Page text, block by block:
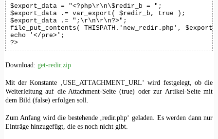
$export_data = "<?php\r\n\$redir_b = ";
$export_data .= var_export( $redir_b, true );
$export_data .= ";\r\n\r\n?>";
file_put_contents( THISPATH.'new_redir.php',
echo '</pre>';
?>
Download: get-redir.zip
Mit der Konstante ‚USE_ATTACHMENT_URL‘ wird festgelegt, ob die
Weiterleitung auf die Attachment-Seite (true) oder zur Artikel-Seite mit
dem Bild (false) erfolgen soll.
Zum Anfang wird die bestehende ‚redir.php‘ geladen. Es werden dann nur
Einträge hinzugefügt, die es noch nicht gibt.